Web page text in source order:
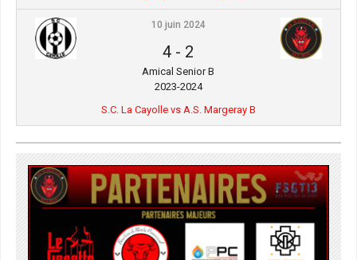
10 juin 2024
4 - 2
Amical Senior B
2023-2024
S.C. La Cayolle vs A.S. Margeray B